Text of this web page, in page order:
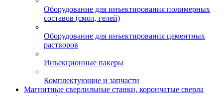
Оборудование для инъектирования полимерных
составов (смол, гелей)
Оборудование для инъектирования цементных
растворов
Инъекционные пакеры
Комплектующие и запчасти
Магнитные сверлильные станки, корончатые сверла